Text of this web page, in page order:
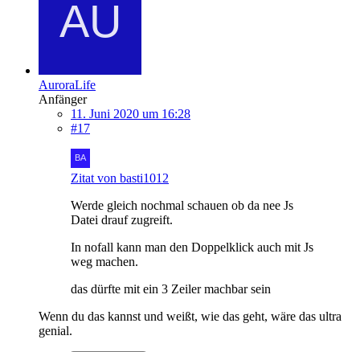
AuroraLife
Anfänger
11. Juni 2020 um 16:28
#17
Zitat von basti1012
Werde gleich nochmal schauen ob da nee Js
Datei drauf zugreift.
In nofall kann man den Doppelklick auch mit Js
weg machen.
das dürfte mit ein 3 Zeiler machbar sein
Wenn du das kannst und weißt, wie das geht, wäre das ultra
genial.